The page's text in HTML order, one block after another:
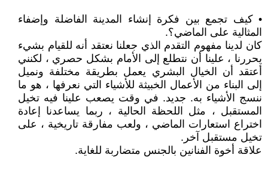
• كيف تجمع بين فكرة إنشاء المدينة الفاضلة وإضفاء
المثالية على الماضي؟.
كان لدينا مفهوم التقدم الذي جعلنا نعتقد أنه للقيام بشيء
يحررنا ، علينا أن نتطلع إلى الأمام بشكل حصري ، لكنني
أعتقد أن الخيال البشري يعمل بطريقة مختلفة ونميل
إلى البناء من الأعمال الخبيثة للأشياء التي نعرفها ، هو ما
ننسج الأشياء به. جديد. في وقت يصعب علينا فيه تخيل
المستقبل ، مثل اللحظة الحالية ، ربما يساعدنا إعادة
اختراع استعارات الماضي ، ولعب مفارقة تاريخية ، على
تخيل مستقبل آخر.
علاقة أخوة الفنانين بالجنس متضاربة للغاية.